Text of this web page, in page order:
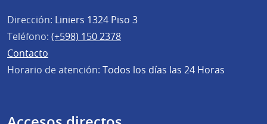
Dirección: Liniers 1324 Piso 3
Teléfono: (+598) 150 2378
Contacto
Horario de atención: Todos los días las 24 Horas